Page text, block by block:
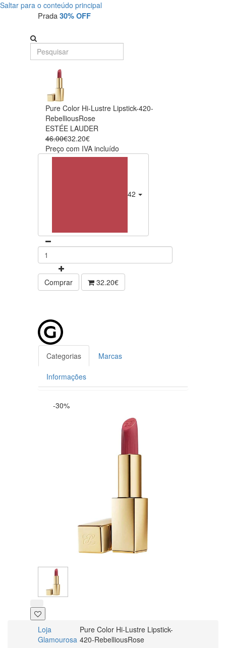
Saltar para o conteúdo principal
Prada30% OFF
Pure Color Hi-Lustre Lipstick-420-
RebelliousRose
ESTÉE LAUDER
46.00€32.20€
Preço com IVA incluído
420- Rebellious Rose
Comprar 32.20€
Categorias Marcas
Informações
-30%
Loja
Glamourosa
Pure Color Hi-Lustre Lipstick-
420-RebelliousRose